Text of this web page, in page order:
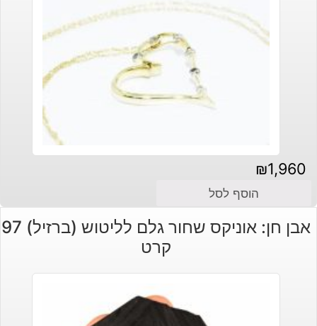
₪1,960
הוסף לסל
אבן חן: אוניקס שחור גלם לליטוש (ברזיל) 97
קרט